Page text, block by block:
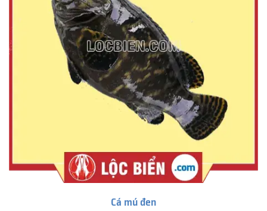
Cá mú đen